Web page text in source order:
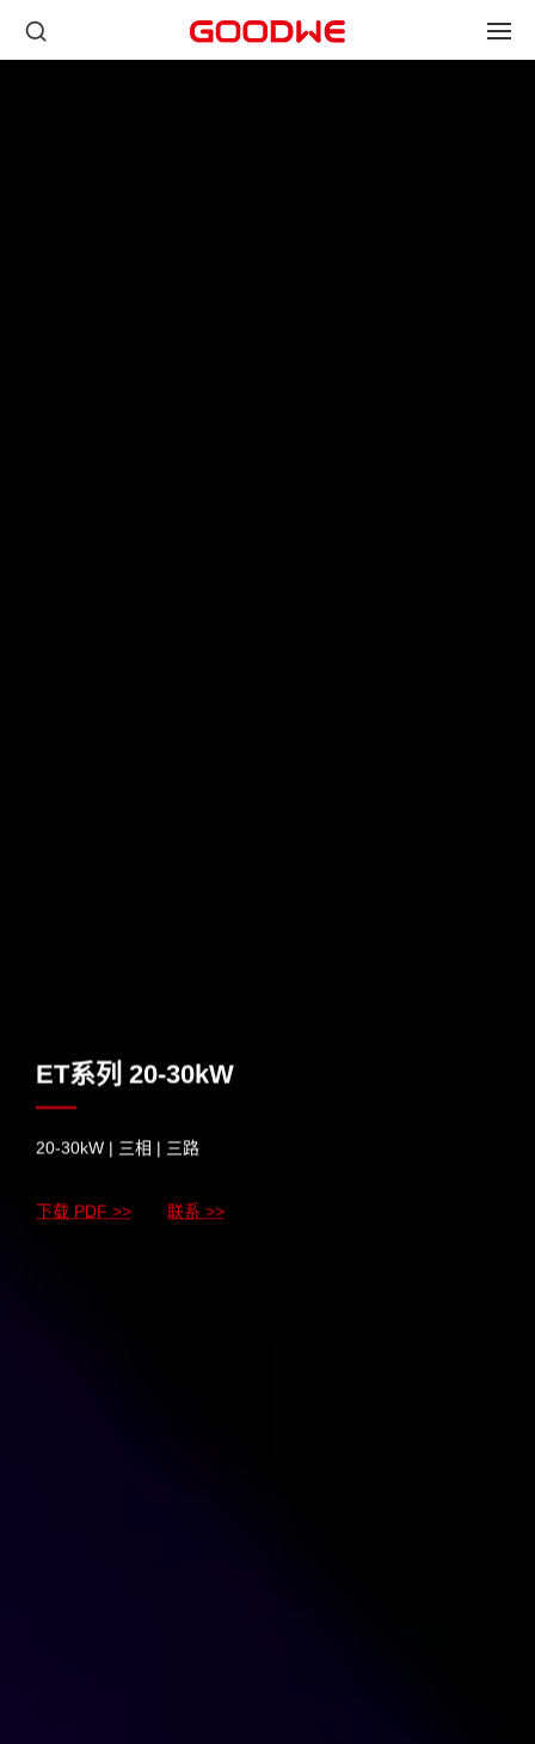
ET系列 20-30kW
20-30kW | 三相 | 三路
下载 PDF >> 联系 >>